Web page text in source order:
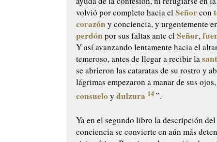
volvió por completo hacia elSeñorcon
corazón y conciencia, y urgentemente
perdón por sus faltas ante elSeñor,
Y así avanzando lentamente hacia el
temeroso, antes de llegar a recibir la
se abrieron las cataratas de su rostro y
lágrimas empezaron a manar de sus
consuelo ydulzura 14”.
Ya en el segundo libro la descripción del
conciencia se convierte en aún más